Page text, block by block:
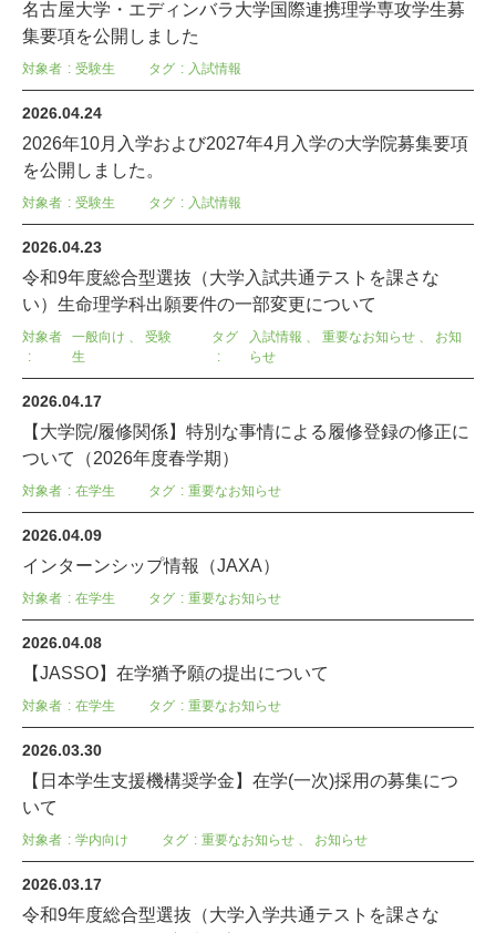
名古屋大学・エディンバラ大学国際連携理学専攻学生募
集要項を公開しました
対象者 受験生 タグ 入試情報
2026.04.24
2026年10月入学および2027年4月入学の大学院募集要項
を公開しました。
対象者 受験生 タグ 入試情報
2026.04.23
令和9年度総合型選抜（大学入試共通テストを課さな
い）生命理学科出願要件の一部変更について
対象者 一般向け 、受験
生
タグ 入試情報 、 重要なお知らせ、 お知
らせ
2026.04.17
【大学院/履修関係】特別な事情による履修登録の修正に
ついて（2026年度春学期）
対象者 在学生 タグ 重要なお知らせ
2026.04.09
インターンシップ情報（JAXA）
対象者 在学生 タグ 重要なお知らせ
2026.04.08
【JASSO】在学猶予願の提出について
対象者 在学生 タグ 重要なお知らせ
2026.03.30
【日本学生支援機構奨学金】在学(一次)採用の募集につ
いて
対象者 学内向け タグ 重要なお知らせ 、 お知らせ
2026.03.17
令和9年度総合型選抜（大学入学共通テストを課さな